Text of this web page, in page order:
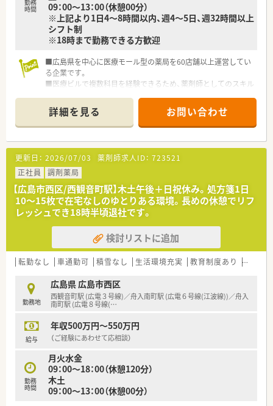
勤務
時間
09：00～13：00（休憩00分）
※上記より1日4～8時間以内、週4～5日、週32時間以上
シフト制
※18時まで勤務できる方歓迎
■広島県を中心に医療モール型の薬局を60店舗以上運営してい
る企業です。
■医療ビルで複数科目を経験できるため、薬剤師としてのスキル
■在宅医療に関しても積極的に取り組みをしている法人です。
法人全体で年間1万件以上の実績がございます。
■年間休日は112日となります。有給消化率に関しても年間平均
8～9日取得できている現状がございますので仕事とプライベー
トにメリハリをつけて勤務可能です。
■全店舗の残業月平均は10時間程度となります。店舗によって
は繁忙期・閑散期により残業時間は異なるケースがございますが
シフト体制を活用し、個々人の残業軽減にも力を入れている法人
となります。
■福利厚生も充実しており、産休・育休制度、時短制度も取り入
れている法人です。
■職場環境整備、設備充実にも力を入れています。散薬調剤ロボ
ット「DimeRoⅡ」や、監査支援システム「PROOFIT」の導入も推
し進めております。
■レセコンはＥＭシステムズ（Recepty NEXT）、薬歴はハイブリ
詳細を見る お問い合わせ
更新日： 2026/07/03 薬剤師求人ID： 723521
正社員
調剤薬局
【広島市西区/西観音町駅】木土午後＋日祝休み。処方箋1日
10〜15枚で在宅なしのゆとりある環境。長めの休憩でリフ
レッシュでき18時半頃退社です。
検討リストに追加
転勤なし 車通勤可 積雪なし 生活環境充実 教育制度あり 大手チ
勤務地
広島県 広島市西区
西観音町駅 (広電３号線)／舟入南町駅 (広電６号線(江波線))／舟入
南町駅 (広電８号線(…
給与
年収500万円～550万円
（ご経験にあわせて応相談）
勤務
時間
月火水金
09：00～18：00（休憩120分）
木土
09：00～13：00（休憩00分）